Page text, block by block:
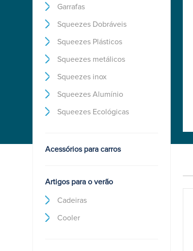
Garrafas
Squeezes Dobráveis
Squeezes Plásticos
Squeezes metálicos
Squeezes inox
Squeezes Alumínio
Squeezes Ecológicas
Acessórios para carros
Artigos para o verão
Cadeiras
Cooler
Janeiro Lisa Reta
Conjunto De 6 Xicaras Rio de Janeiro
Detalhes ￫